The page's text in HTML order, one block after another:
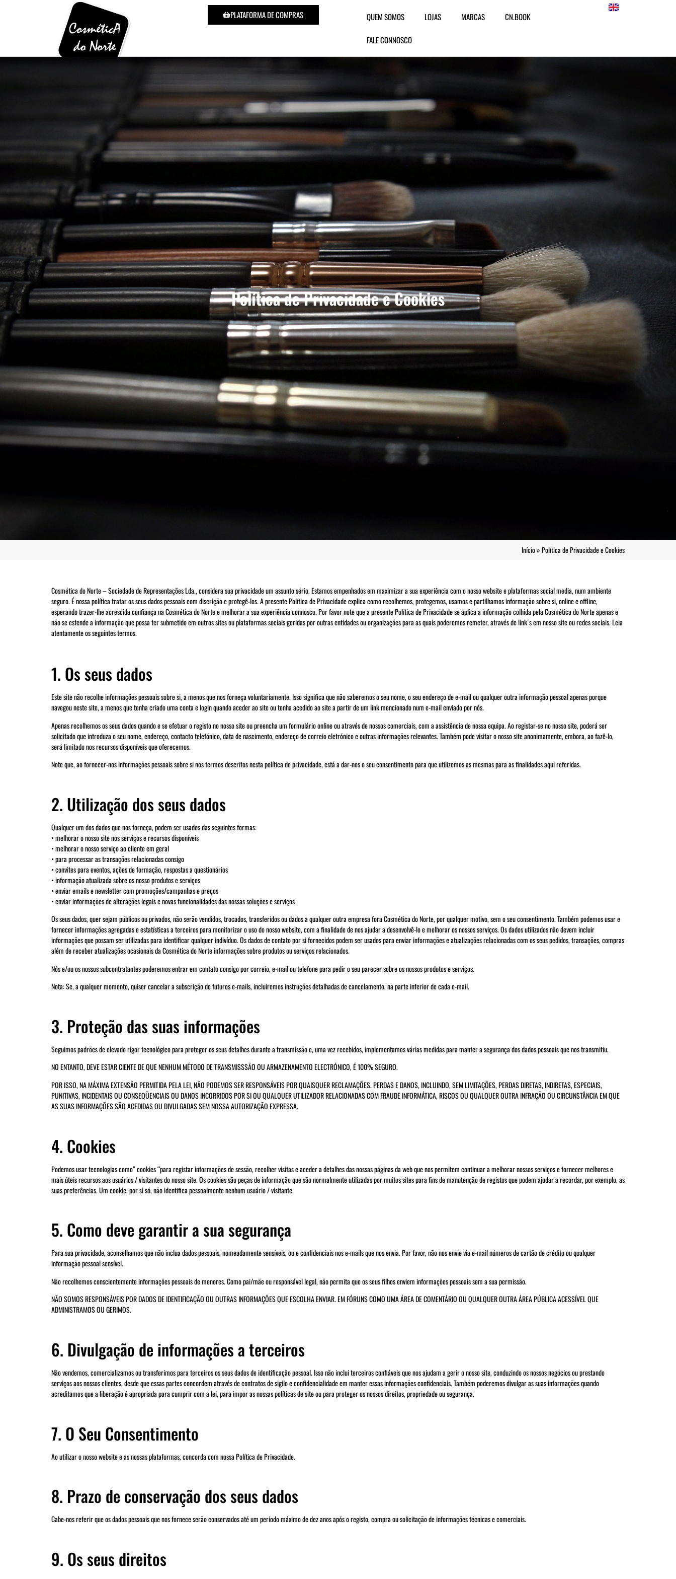
PLATAFORMA DE COMPRAS QUEM SOMOS LOJAS MARCAS CN.BOOK
FALE CONNOSCO
Política de Privacidade e Cookies
Início» Política de Privacidade e Cookies
Cosmética do Norte – Sociedade de Representações Lda., considera sua privacidade um assunto sério. Estamos empenhados em maximizar a sua experiência com o nosso website e plataformas social media, num ambiente
seguro. É nossa política tratar os seus dados pessoais com discrição e protegê-los. A presente Política de Privacidade explica como recolhemos, protegemos, usamos e partilhamos informação sobre si, online e offline,
esperando trazer-lhe acrescida confiança na Cosmética do Norte e melhorar a sua experiência connosco. Por favor note que a presente Política de Privacidade se aplica a informação colhida pela Cosmética do Norte apenas e
não se estende a informação que possa ter submetido em outros sites ou plataformas sociais geridas por outras entidades ou organizações para as quais poderemos remeter, através de link´s em nosso site ou redes sociais. Leia
atentamente os seguintes termos.
1. Os seus dados
Este site não recolhe informações pessoais sobre si, a menos que nos forneça voluntariamente. Isso significa que não saberemos o seu nome, o seu endereço de e-mail ou qualquer outra informação pessoal apenas porque
navegou neste site, a menos que tenha criado uma conta e login quando aceder ao site ou tenha acedido ao site a partir de um link mencionado num e-mail enviado por nós.
Apenas recolhemos os seus dados quando e se efetuar o registo no nosso site ou preencha um formulário online ou através de nossos comerciais, com a assistência de nossa equipa. Ao registar-se no nosso site, poderá ser
solicitado que introduza o seu nome, endereço, contacto telefónico, data de nascimento, endereço de correio eletrónico e outras informações relevantes. Também pode visitar o nosso site anonimamente, embora, ao fazê-lo,
será limitado nos recursos disponíveis que oferecemos.
Note que, ao fornecer-nos informações pessoais sobre si nos termos descritos nesta política de privacidade, está a dar-nos o seu consentimento para que utilizemos as mesmas para as finalidades aqui referidas.
2. Utilização dos seus dados
Qualquer um dos dados que nos forneça, podem ser usados das seguintes formas:
• melhorar o nosso site nos serviços e recursos disponíveis
• melhorar o nosso serviço ao cliente em geral
• para processar as transações relacionadas consigo
• convites para eventos, ações de formação, respostas a questionários
• informação atualizada sobre os nosso produtos e serviços
• enviar emails e newsletter com promoções/campanhas e preços
• enviar informações de alterações legais e novas funcionalidades das nossas soluções e serviços
Os seus dados, quer sejam públicos ou privados, não serão vendidos, trocados, transferidos ou dados a qualquer outra empresa fora Cosmética do Norte, por qualquer motivo, sem o seu consentimento. Também podemos usar e
fornecer informações agregadas e estatísticas a terceiros para monitorizar o uso do nosso website, com a finalidade de nos ajudar a desenvolvê-lo e melhorar os nossos serviços. Os dados utilizados não devem incluir
informações que possam ser utilizadas para identificar qualquer indivíduo. Os dados de contato por si fornecidos podem ser usados para enviar informações e atualizações relacionadas com os seus pedidos, transações, compras
além de receber atualizações ocasionais da Cosmética do Norte informações sobre produtos ou serviços relacionados.
Nós e/ou os nossos subcontratantes poderemos entrar em contato consigo por correio, e-mail ou telefone para pedir o seu parecer sobre os nossos produtos e serviços.
Nota: Se, a qualquer momento, quiser cancelar a subscrição de futuros e-mails, incluiremos instruções detalhadas de cancelamento, na parte inferior de cada e-mail.
3. Proteção das suas informações
Seguimos padrões de elevado rigor tecnológico para proteger os seus detalhes durante a transmissão e, uma vez recebidos, implementamos várias medidas para manter a segurança dos dados pessoais que nos transmitiu.
NO ENTANTO, DEVE ESTAR CIENTE DE QUE NENHUM MÉTODO DE TRANSMISSSÃO OU ARMAZENAMENTO ELECTRÓNICO, É 100% SEGURO.
POR ISSO, NA MÁXIMA EXTENSÃO PERMITIDA PELA LEI, NÃO PODEMOS SER RESPONSÁVEIS POR QUAISQUER RECLAMAÇÕES. PERDAS E DANOS, INCLUINDO, SEM LIMITAÇÕES, PERDAS DIRETAS, INDIRETAS, ESPECIAIS,
PUNITIVAS, INCIDENTAIS OU CONSEQÜENCIAIS OU DANOS INCORRIDOS POR SI OU QUALQUER UTILIZADOR RELACIONADAS COM FRAUDE INFORMÁTICA, RISCOS OU QUALQUER OUTRA INFRAÇÃO OU CIRCUNSTÂNCIA EM QUE
AS SUAS INFORMAÇÕES SÃO ACEDIDAS OU DIVULGADAS SEM NOSSA AUTORIZAÇÃO EXPRESSA.
4. Cookies
Podemos usar tecnologias como” cookies “para registar informações de sessão, recolher visitas e aceder a detalhes das nossas páginas da web que nos permitem continuar a melhorar nossos serviços e fornecer melhores e
mais úteis recursos aos usuários / visitantes do nosso site. Os cookies são peças de informação que são normalmente utilizadas por muitos sites para fins de manutenção de registos que podem ajudar a recordar, por exemplo, as
suas preferências. Um cookie, por si só, não identifica pessoalmente nenhum usuário / visitante.
5. Como deve garantir a sua segurança
Para sua privacidade, aconselhamos que não inclua dados pessoais, nomeadamente sensíveis, ou e confidenciais nos e-mails que nos envia. Por favor, não nos envie via e-mail números de cartão de crédito ou qualquer
informação pessoal sensível.
Não recolhemos conscientemente informações pessoais de menores. Como pai/mãe ou responsável legal, não permita que os seus filhos enviem informações pessoais sem a sua permissão.
NÃO SOMOS RESPONSÁVEIS POR DADOS DE IDENTIFICAÇÃO OU OUTRAS INFORMAÇÕES QUE ESCOLHA ENVIAR. EM FÓRUNS COMO UMA ÁREA DE COMENTÁRIO OU QUALQUER OUTRA ÁREA PÚBLICA ACESSÍVEL QUE
ADMINISTRAMOS OU GERIMOS.
6. Divulgação de informações a terceiros
Não vendemos, comercializamos ou transferimos para terceiros os seus dados de identificação pessoal. Isso não inclui terceiros confiáveis que nos ajudam a gerir o nosso site, conduzindo os nossos negócios ou prestando
serviços aos nossos clientes, desde que essas partes concordem através de contratos de sigilo e confidencialidade em manter essas informações confidenciais. Também poderemos divulgar as suas informações quando
acreditamos que a liberação é apropriada para cumprir com a lei, para impor as nossas políticas de site ou para proteger os nossos direitos, propriedade ou segurança.
7. O Seu Consentimento
Ao utilizar o nosso website e as nossas plataformas, concorda com nossa Política de Privacidade.
8. Prazo de conservação dos seus dados
Cabe-nos referir que os dados pessoais que nos fornece serão conservados até um período máximo de dez anos após o registo, compra ou solicitação de informações técnicas e comerciais.
9. Os seus direitos